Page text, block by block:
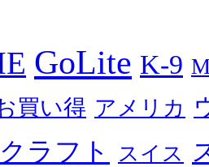
GoLite K-9
買い得 アメリカ
クラフト スイス